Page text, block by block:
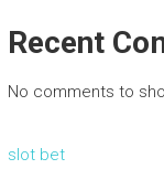
Recent
No comments to
slot bet